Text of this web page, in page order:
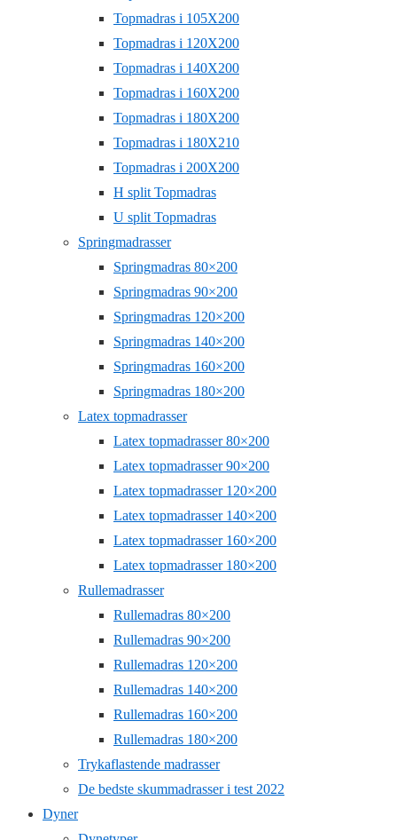
Topmadras i 105X200
Topmadras i 120X200
Topmadras i 140X200
Topmadras i 160X200
Topmadras i 180X200
Topmadras i 180X210
Topmadras i 200X200
H split Topmadras
U split Topmadras
Springmadrasser
Springmadras 80×200
Springmadras 90×200
Springmadras 120×200
Springmadras 140×200
Springmadras 160×200
Springmadras 180×200
Latex topmadrasser
Latex topmadrasser 80×200
Latex topmadrasser 90×200
Latex topmadrasser 120×200
Latex topmadrasser 140×200
Latex topmadrasser 160×200
Latex topmadrasser 180×200
Rullemadrasser
Rullemadras 80×200
Rullemadras 90×200
Rullemadras 120×200
Rullemadras 140×200
Rullemadras 160×200
Rullemadras 180×200
Trykaflastende madrasser
De bedste skummadrasser i test 2022
Dyner